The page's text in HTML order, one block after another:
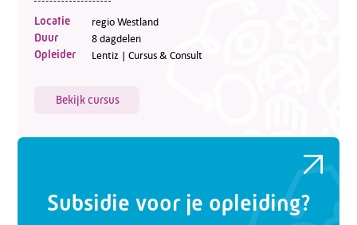
Locatie regio Westland
Duur 8 dagdelen
Opleider Lentiz | Cursus & Consult
Bekijk cursus
Subsidie voor je opleiding?